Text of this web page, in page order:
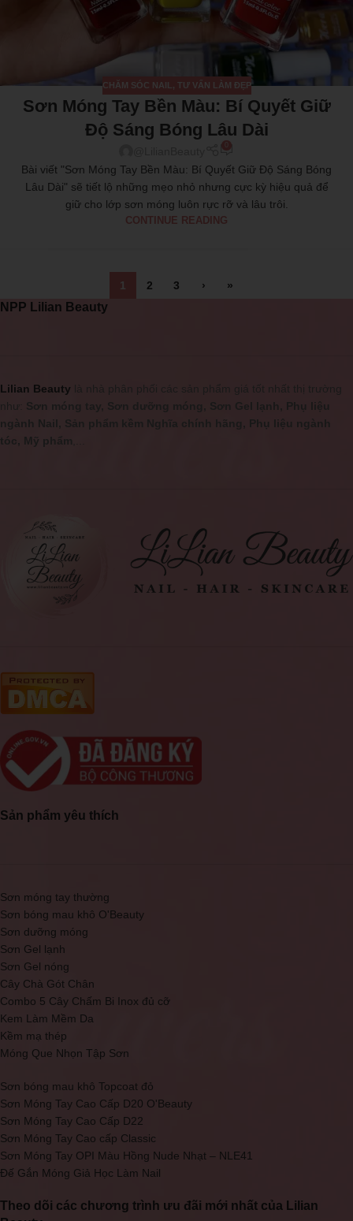
CHĂM SÓC NAIL , TƯ VẤN LÀM ĐẸP
Sơn Móng Tay Bền Màu: Bí Quyết Giữ
Độ Sáng Bóng Lâu Dài
Bài viết "Sơn Móng Tay Bền Màu: Bí Quyết Giữ Độ Sáng Bóng
Lâu Dài" sẽ tiết lộ những mẹo nhỏ nhưng cực kỳ hiệu quả để
giữ cho lớp sơn móng luôn rực rỡ và lâu trôi.
CONTINUE READING
1 2 3 › »
NPP Lilian Beauty
Lilian Beauty là nhà phân phối các sản phẩm giá tốt nhất thị trường
như: Sơn móng tay, Sơn dưỡng móng, Sơn Gel lạnh, Phụ liệu
ngành Nail, Sản phẩm kềm Nghĩa chính hãng, Phụ liệu ngành
tóc, Mỹ phẩm
Sản phẩm yêu thích
Sơn móng tay thường
Sơn bóng mau khô O'Beauty
Sơn dưỡng móng
Sơn Gel lạnh
Sơn Gel nóng
Cây Chà Gót Chân
Combo 5 Cây Chấm Bi Inox đủ cỡ
Kem Làm Mềm Da
Kềm mạ thép
Móng Que Nhọn Tập Sơn
Sơn bóng mau khô Topcoat đỏ
Sơn Móng Tay Cao Cấp D20 O'Beauty
Sơn Móng Tay Cao Cấp D22
Sơn Móng Tay Cao cấp Classic
Sơn Móng Tay OPI Màu Hồng Nude Nhạt – NLE41
Đế Gắn Móng Giả Học Làm Nail
Theo dõi các chương trình ưu đãi mới nhất của Lilian